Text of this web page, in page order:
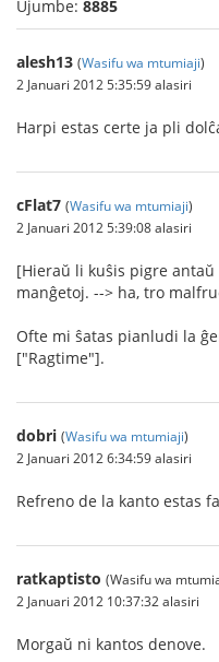
Ujumbe: 8885
alesh13 (Wasifu wa mtumiaji)
2 Januari 2012 5:35:59 alasiri
Harpi estas certe ja pli
cFlat7 (Wasifu wa mtumiaji)
2 Januari 2012 5:39:08 alasiri
[Hieraŭ li kuŝis pigre
manĝetoj. --> ha, tro
Ofte mi ŝatas pianludi la
["Ragtime"].
dobri (Wasifu wa mtumiaji)
2 Januari 2012 6:34:59 alasiri
Refreno de la kanto estas
ratkaptisto (Wasifu wa
2 Januari 2012 10:37:32 alasiri
Morgaŭ ni kantos denove.